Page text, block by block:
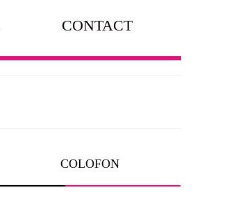
CONTACT
COLOFON